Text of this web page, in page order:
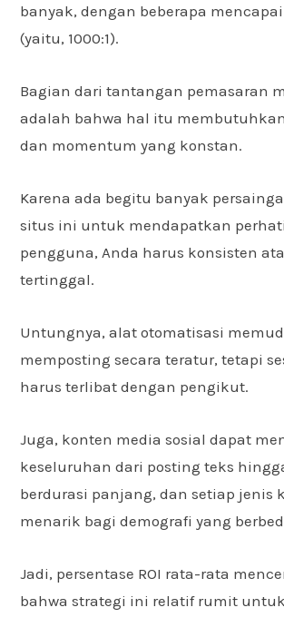
banyak, dengan beberapa
(yaitu, 1000:1).
Bagian dari tantangan pemasaran
adalah bahwa hal itu
dan momentum yang konstan.
Karena ada begitu banyak
situs ini untuk mendapatkan
pengguna, Anda harus konsisten
tertinggal.
Untungnya, alat otomatisasi
memposting secara teratur, tetapi
harus terlibat dengan pengikut.
Juga, konten media sosial dapat
keseluruhan dari posting teks
berdurasi panjang, dan setiap jenis
menarik bagi demografi yang
Jadi, persentase ROI rata-rata
bahwa strategi ini relatif rumit